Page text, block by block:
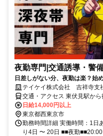
夜勤専門|交通誘導・警
日差しがない分、夜勤は楽？
テイケイ株式会社 吉祥寺支
交通・アクセス 東伏見駅から
日給14,000円以上
東京都西東京市
勤務時間詳細 実働時間：1日
り4日 〜 20日 ■■夜勤